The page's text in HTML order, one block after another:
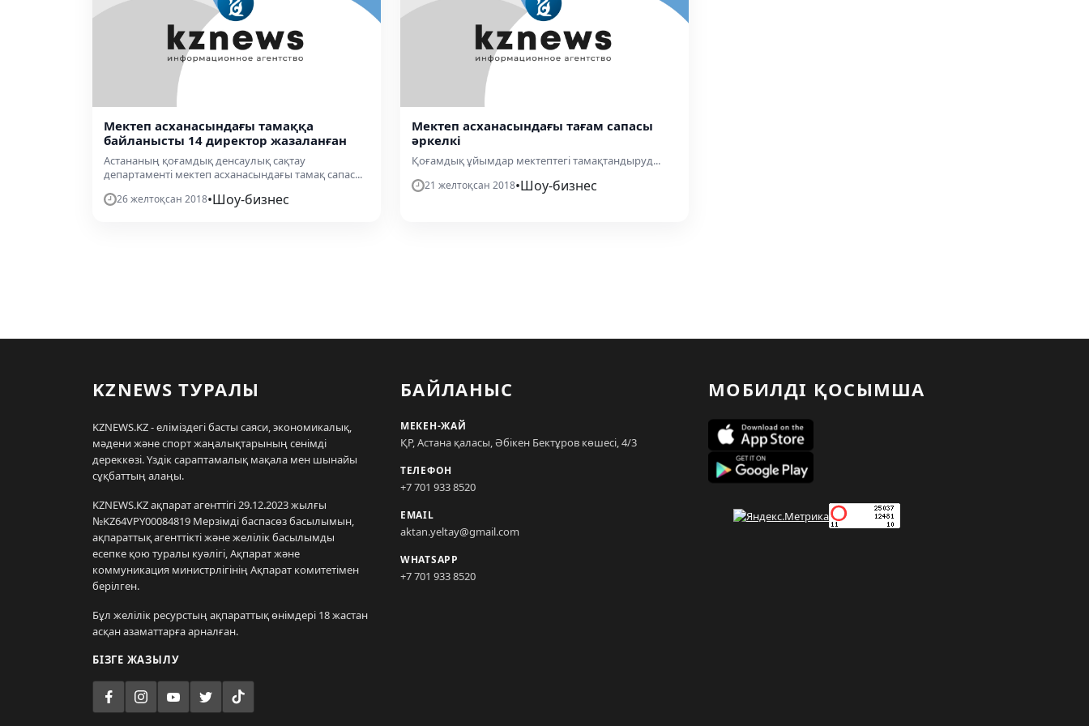
Мектеп асханасындағы тамаққа
байланысты 14 директор жазаланған
Астананың қоғамдық денсаулық сақтау
департаменті мектеп асханасындағы тамақ сапас...
26 желтоқсан 2018•Шоу-бизнес
Мектеп асханасындағы тағам сапасы
әркелкі
Қоғамдық ұйымдар мектеп­тегі тамақтандыруд...
21 желтоқсан 2018•Шоу-бизнес
KZNEWS ТУРАЛЫ
KZNEWS.KZ - еліміздегі басты саяси, экономикалық,
мәдени және спорт жаңалықтарының сенімді
дереккөзі. Үздік сараптамалық мақала мен шынайы
сұқбаттың алаңы.
KZNEWS.KZ ақпарат агенттігі 29.12.2023 жылғы
№KZ64VPY00084819 Мерзімді баспасөз басылымын,
ақпараттық агенттікті және желілік басылымды
есепке қою туралы куәлігі, Ақпарат және
коммуникация министрлігінің Ақпарат комитетімен
берілген.
Бұл желілік ресурстың ақпараттық өнімдері 18 жастан
асқан азаматтарға арналған.
БІЗГЕ ЖАЗЫЛУ
БАЙЛАНЫС
МЕКЕН-ЖАЙ
ҚР, Астана қаласы, Әбікен Бектұров көшесі, 4/3
ТЕЛЕФОН
+7 701 933 8520
EMAIL
aktan.yeltay@gmail.com
WHATSAPP
+7 701 933 8520
МОБИЛДІ ҚОСЫМША